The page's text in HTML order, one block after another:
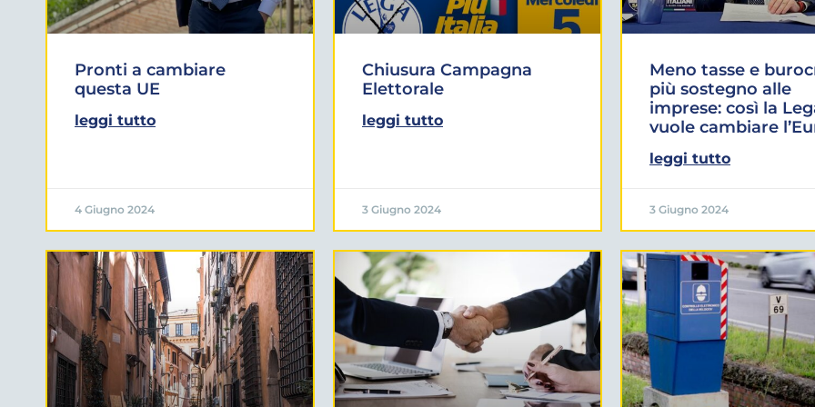
Pronti a cambiare
questa UE
leggi tutto
4 Giugno 2024
Chiusura Campagna
Elettorale
leggi tutto
3 Giugno 2024
Meno tasse e
più sostegno alle
imprese: così la
vuole cambiare
leggi tutto
3 Giugno 2024